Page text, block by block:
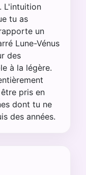
L'intuition
tu as
un
Lune-Vénus
des
à la légère.
pris en
dont tu ne
des années.